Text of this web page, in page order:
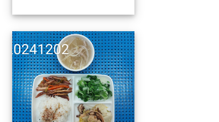
午餐擺盤 (上課日更新-